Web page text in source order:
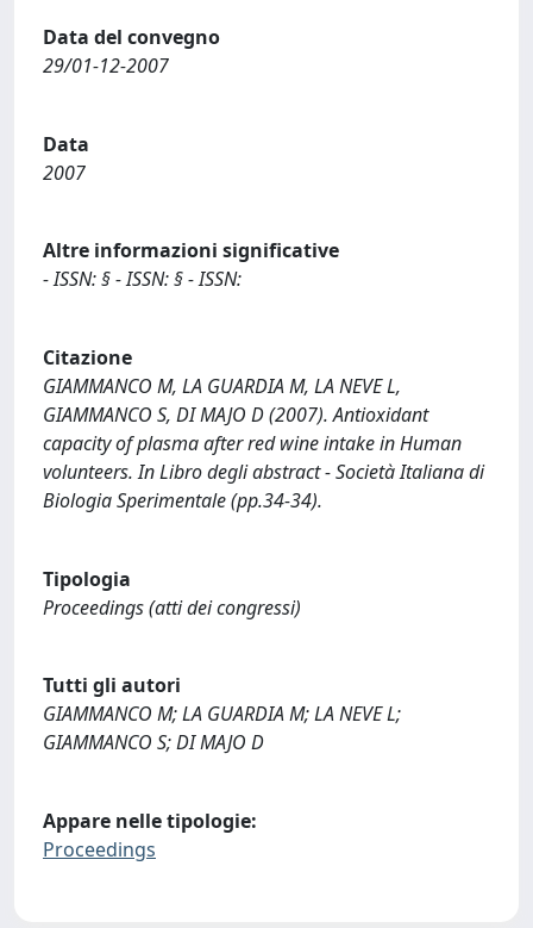
Data del convegno
29/01-12-2007
Data
2007
Altre informazioni significative
- ISSN: § - ISSN: § - ISSN:
Citazione
GIAMMANCO M, LA GUARDIA M, LA NEVE L,
GIAMMANCO S, DI MAJO D (2007). Antioxidant
capacity of plasma after red wine intake in Human
volunteers. In Libro degli abstract - Società Italiana di
Biologia Sperimentale (pp.34-34).
Tipologia
Proceedings (atti dei congressi)
Tutti gli autori
GIAMMANCO M; LA GUARDIA M; LA NEVE L;
GIAMMANCO S; DI MAJO D
Appare nelle tipologie:
Proceedings